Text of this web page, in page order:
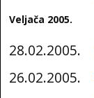
Veljača 2005.
28.02.2005.
26.02.2005.